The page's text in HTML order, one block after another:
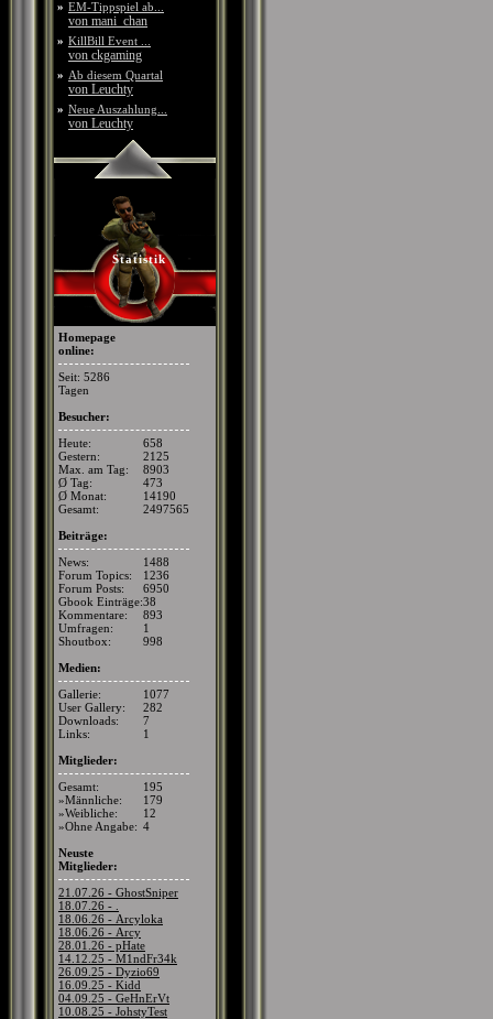
» EM-Tippspiel ab...
von mani_chan
» KillBill Event ...
von ckgaming
» Ab diesem Quartal
von Leuchty
» Neue Auszahlung...
von Leuchty
Statistik
Homepage
online:
Seit: 5286
Tagen
Besucher:
Heute:
658
Gestern:
2125
Max. am Tag:
8903
Ø Tag:
473
Ø Monat:
14190
Gesamt:
2497565
Beiträge:
News:
1488
Forum Topics:
1236
Forum Posts:
6950
Gbook Einträge:38
Kommentare:
893
Umfragen:
1
Shoutbox:
998
Medien:
Gallerie:
1077
User Gallery:
282
Downloads:
7
Links:
1
Mitglieder:
Gesamt:
195
»Männliche:
179
»Weibliche:
12
»Ohne Angabe: 4
Neuste
Mitglieder:
21.07.26 - GhostSniper
18.07.26 - .
18.06.26 - Arcyloka
18.06.26 - Arcy
28.01.26 - pHate
14.12.25 - M1ndFr34k
26.09.25 - Dyzio69
16.09.25 - Kidd
04.09.25 - GeHnErVt
10.08.25 - JohstyTest